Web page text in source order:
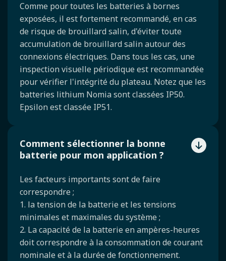
Comme pour toutes les batteries à bornes
exposées, il est fortement recommandé, en cas
de risque de brouillard salin, d'éviter toute
accumulation de brouillard salin autour des
connexions électriques. Dans tous les cas, une
inspection visuelle périodique est recommandée
pour vérifier l'intégrité du plateau. Notez que les
batteries lithium Nomia sont classées IP50.
Epsilon est classée IP51.
Comment sélectionner la bonne
batterie pour mon application ?
Les facteurs importants sont de faire
correspondre ;
1. la tension de la batterie et les tensions
minimales et maximales du système ;
2. La capacité de la batterie en ampères-heures
doit correspondre à la consommation de courant
nominale et à la durée de fonctionnement.